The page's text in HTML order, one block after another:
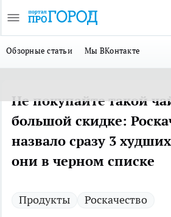
Обзорные статьи Мы ВКонтакте
Не покупайте такой
большой скидке:
назвало сразу 3
они в черном списке
Продукты Роскачество